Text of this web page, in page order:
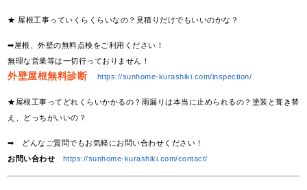
★ 屋根工事っていくらくらいなの？見積りだけでもいいのかな？
➡屋根、外壁の無料点検をご利用ください！
無理な営業等は一切行っておりません！
外壁屋根無料診断 https://sunhome-kurashiki.com/inspection/
★屋根工事ってどれくらいかかるの？雨漏りは本当に止められるの？塗装と葺き替
え、どっちがいいの？
➡ どんなご質問でもお気軽にお問い合わせください！
お問い合わせ
https://sunhome-kurashiki.com/contact/